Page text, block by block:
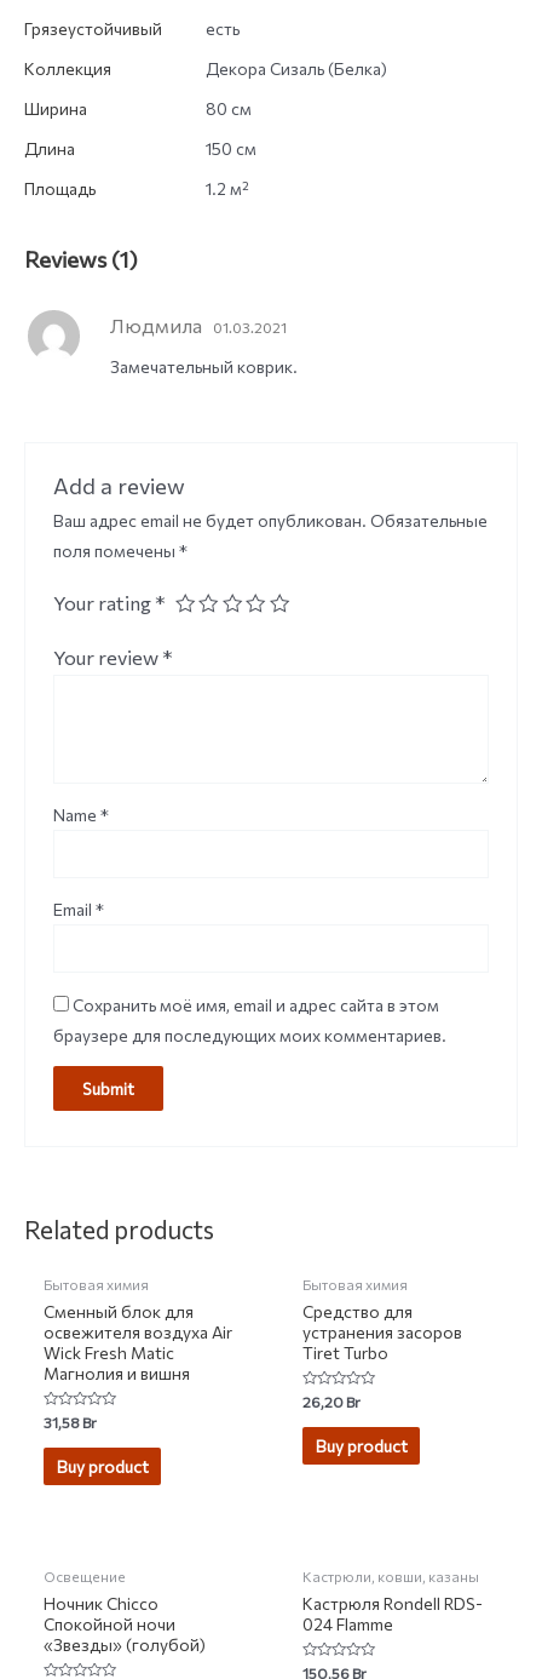
Грязеустойчивый
есть
Коллекция
Декора Сизаль (Белка)
Ширина
80 см
Длина
150 см
Площадь
1.2 м²
Reviews (1)
Людмила 01.03.2021
Замечательный коврик.
Add a review
Ваш адрес email не будет опубликован. Обязательные
поля помечены *
Your rating *
Your review *
Name *
Email *
Сохранить моё имя, email и адрес сайта в этом
браузере для последующих моих комментариев.
Related products
НЕТ НА СКЛАДЕ
Бытовая химия
Сменный блок для
освежителя воздуха Air
Wick Fresh Matic
Магнолия и вишня
Rated
0
out
31,58Br
Buy product
Бытовая химия
Средство для
устранения засоров
Tiret Turbo
Rated
0
out
26,20Br
Buy product
Освещение
Ночник Chicco
Спокойной ночи
«Звезды» (голубой)
Кастрюли, ковши, казаны
Кастрюля Rondell RDS-
024 Flamme
Rated
150,56Br